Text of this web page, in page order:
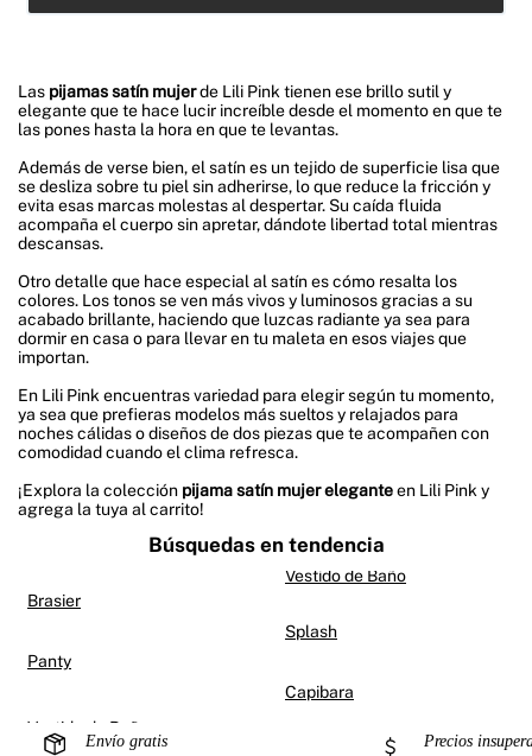
Las pijamas satín mujerde Lili Pink tienen ese brillo sutil y
elegante que te hace lucir increíble desde el momento en que te
las pones hasta la hora en que te levantas.
Además de verse bien, el satín es un tejido de superficie lisa que
se desliza sobre tu piel sin adherirse, lo que reduce la fricción y
evita esas marcas molestas al despertar. Su caída fluida
acompaña el cuerpo sin apretar, dándote libertad total mientras
descansas.
Otro detalle que hace especial al satín es cómo resalta los
colores. Los tonos se ven más vivos y luminosos gracias a su
acabado brillante, haciendo que luzcas radiante ya sea para
dormir en casa o para llevar en tu maleta en esos viajes que
importan.
En Lili Pink encuentras variedad para elegir según tu momento,
ya sea que prefieras modelos más sueltos y relajados para
noches cálidas o diseños de dos piezas que te acompañen con
comodidad cuando el clima refresca.
¡Explora la colección pijama satín mujer eleganteen Lili Pink y
agrega la tuya al carrito!
Búsquedas en tendencia
Brasier
Panty
Vestido de Baño
Splash
Capibara
Envío gratis
Precios